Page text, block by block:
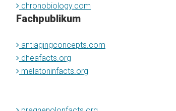
chronobiology.com
Fachpublikum
antiagingconcepts.com
dheafacts.org
melatoninfacts.org